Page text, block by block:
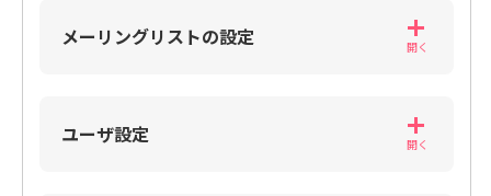
メーリングリストの設定
ユーザ設定